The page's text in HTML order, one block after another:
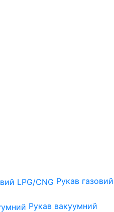
Рукав газовий
Рукав вакуумний